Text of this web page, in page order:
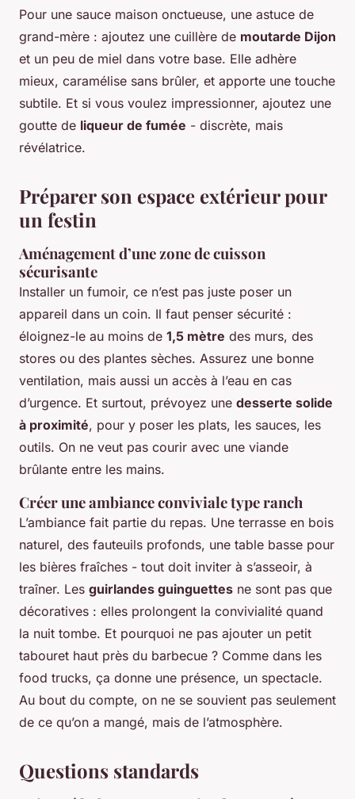
Pour une sauce maison onctueuse, une astuce de
grand-mère : ajoutez une cuillère de moutarde Dijon
et un peu de miel dans votre base. Elle adhère
mieux, caramélise sans brûler, et apporte une touche
subtile. Et si vous voulez impressionner, ajoutez une
goutte de liqueur de fumée - discrète, mais
révélatrice.
Préparer son espace extérieur pour
un festin
Aménagement d’une zone de cuisson
sécurisante
Installer un fumoir, ce n’est pas juste poser un
appareil dans un coin. Il faut penser sécurité :
éloignez-le au moins de 1,5 mètre des murs, des
stores ou des plantes sèches. Assurez une bonne
ventilation, mais aussi un accès à l’eau en cas
d’urgence. Et surtout, prévoyez une desserte solide
à proximité, pour y poser les plats, les sauces, les
outils. On ne veut pas courir avec une viande
brûlante entre les mains.
Créer une ambiance conviviale type ranch
L’ambiance fait partie du repas. Une terrasse en bois
naturel, des fauteuils profonds, une table basse pour
les bières fraîches - tout doit inviter à s’asseoir, à
traîner. Les guirlandes guinguettes ne sont pas que
décoratives : elles prolongent la convivialité quand
la nuit tombe. Et pourquoi ne pas ajouter un petit
tabouret haut près du barbecue ? Comme dans les
food trucks, ça donne une présence, un spectacle.
Au bout du compte, on ne se souvient pas seulement
de ce qu’on a mangé, mais de l’atmosphère.
Questions standards